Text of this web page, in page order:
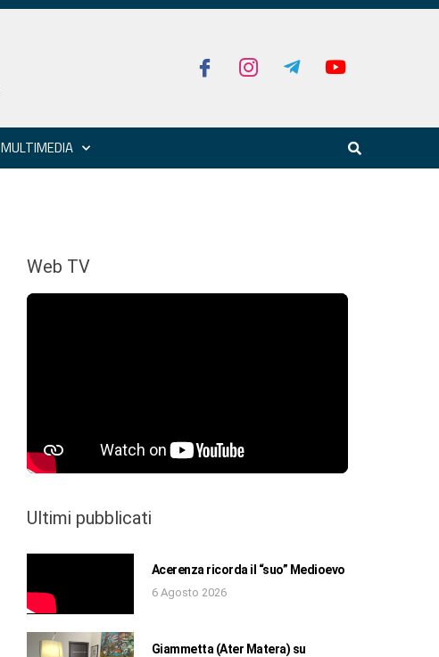
MULTIMEDIA
Web TV
Ultimi pubblicati
Acerenza ricorda il “suo” Medioevo
6 Agosto 2026
Giammetta (Ater Matera) su